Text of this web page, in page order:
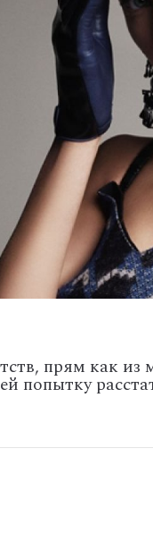
прям как
попытку